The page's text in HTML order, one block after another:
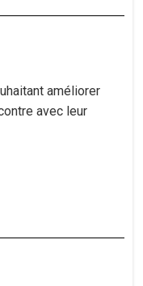
améliorer
avec leur